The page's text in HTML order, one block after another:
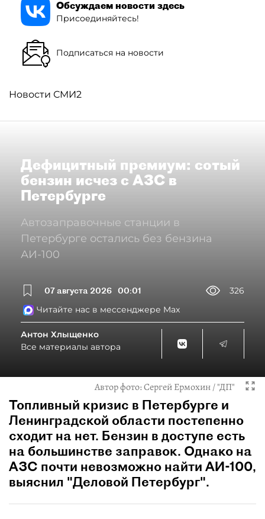
Обсуждаем новости здесь
Присоединяйтесь!
Подписаться на новости
Новости СМИ2
Дефицитный премиум: сотый
бензин исчез с АЗС в
Петербурге
Автозаправочные станции в
Петербурге остались без бензина
АИ-100
07 августа 2026 00:01
326
Читайте нас в мессенджере Max
Антон Хлыщенко
Все материалы автора
Автор фото:Сергей Ермохин / "ДП"
Топливный кризис в Петербурге и
Ленинградской области постепенно
сходит на нет. Бензин в доступе есть
на большинстве заправок. Однако на
АЗС почти невозможно найти АИ-100,
выяснил "Деловой Петербург".